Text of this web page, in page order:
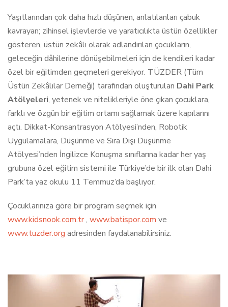
Yaşıtlarından çok daha hızlı düşünen, anlatılanları çabuk
kavrayan; zihinsel işlevlerde ve yaratıcılıkta üstün özellikler
gösteren, üstün zekâlı olarak adlandırılan çocukların,
geleceğin dâhilerine dönüşebilmeleri için de kendileri kadar
özel bir eğitimden geçmeleri gerekiyor. TÜZDER (Tüm
Üstün Zekâlılar Derneği) tarafından oluşturulan Dahi Park
Atölyeleri, yetenek ve nitelikleriyle öne çıkan çocuklara,
farklı ve özgün bir eğitim ortamı sağlamak üzere kapılarını
açtı. Dikkat-Konsantrasyon Atölyesi’nden, Robotik
Uygulamalara, Düşünme ve Sıra Dışı Düşünme
Atölyesi’nden İngilizce Konuşma sınıflarına kadar her yaş
grubuna özel eğitim sistemi ile Türkiye’de bir ilk olan Dahi
Park’ta yaz okulu 11 Temmuz’da başlıyor.
Çocuklarınıza göre bir program seçmek için
www.kidsnook.com.tr, www.batispor.com ve
www.tuzder.org adresinden faydalanabilirsiniz.